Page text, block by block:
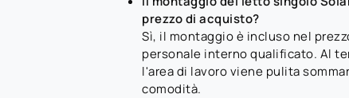
prezzo di acquisto?
Sì, il montaggio è incluso nel
personale interno qualificato. Al
l'area di lavoro viene pulita
comodità.